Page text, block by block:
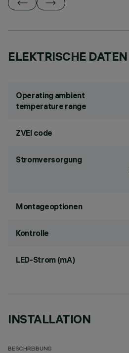
ELEKTRISCHE DATEN
Operating ambient
temperature range
ZVEI code
Stromversorgung
Montageoptionen
Kontrolle
LED-Strom (mA)
INSTALLATION
BESCHREIBUNG